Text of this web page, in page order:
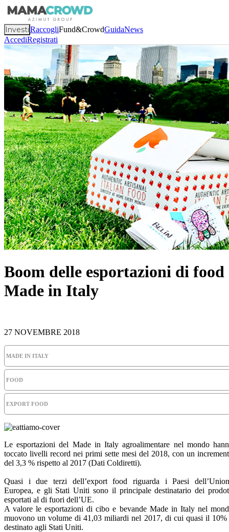
InvestiRaccogliFund&CrowdGuidaNews
AccediRegistrati
Boom delle esportazioni di food
Made in Italy
27 NOVEMBRE 2018
MADE IN ITALY
FOOD
EXPORT FOOD
Le esportazioni del Made in Italy agroalimentare nel mondo
toccato livelli record nei primi sette mesi del 2018, con un
del 3,3 % rispetto al 2017 (Dati Coldiretti).
Quasi i due terzi dell’export food riguarda i Paesi
Europea, e gli Stati Uniti sono il principale destinatario dei
esportati al di fuori dell’UE.
A valore le esportazioni di cibo e bevande Made in Italy nel
muovono un volume di 41,03 miliardi nel 2017, di cui quasi il 10%
destinato agli Stati Uniti.